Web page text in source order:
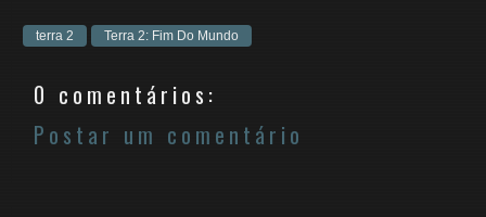
terra 2 Terra 2: Fim Do Mundo
0 comentários:
Postar um comentário